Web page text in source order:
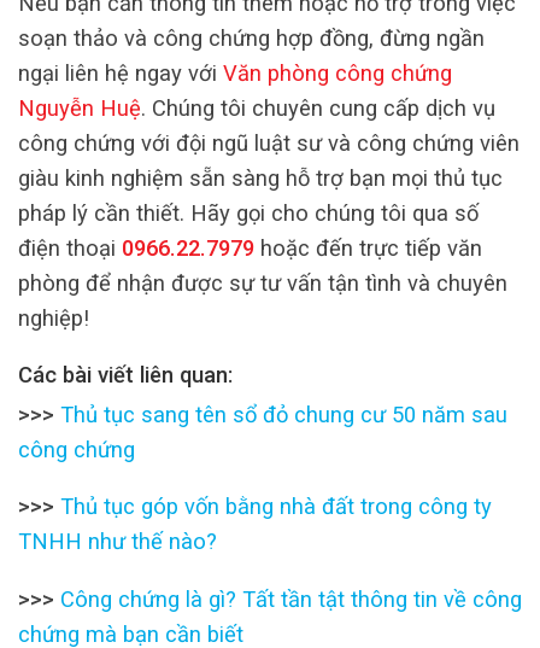
soạn thảo và công chứng hợp đồng, đừng ngần
ngại liên hệ ngay với Văn phòng công chứng
Nguyễn Huệ. Chúng tôi chuyên cung cấp dịch vụ
công chứng với đội ngũ luật sư và công chứng viên
giàu kinh nghiệm sẵn sàng hỗ trợ bạn mọi thủ tục
pháp lý cần thiết. Hãy gọi cho chúng tôi qua số
điện thoại 0966.22.7979 hoặc đến trực tiếp văn
phòng để nhận được sự tư vấn tận tình và chuyên
nghiệp!
Các bài viết liên quan:
>>> Thủ tục sang tên sổ đỏ chung cư 50 năm sau
công chứng
>>> Thủ tục góp vốn bằng nhà đất trong công ty
TNHH như thế nào?
>>> Công chứng là gì? Tất tần tật thông tin về công
chứng mà bạn cần biết